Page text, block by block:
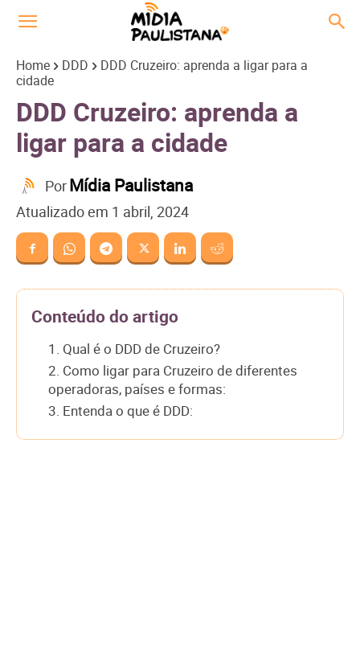
Home DDD
DDD Cruzeiro: aprenda a ligar para a
cidade
DDD Cruzeiro: aprenda a
ligar para a cidade
PorMídia Paulistana
Atualizado em 1 abril, 2024
Conteúdo do artigo
1. Qual é o DDD de Cruzeiro?
2. Como ligar para Cruzeiro de diferentes
operadoras, países e formas:
3. Entenda o que é DDD: